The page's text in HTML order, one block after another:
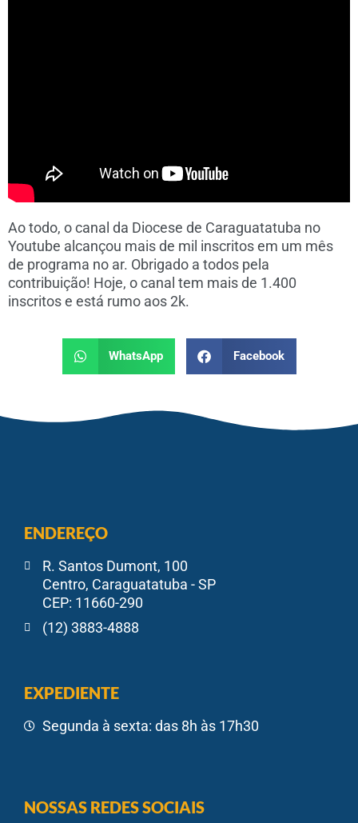
Ao todo, o canal da Diocese de Caraguatatuba no
Youtube alcançou mais de mil inscritos em um mês
de programa no ar. Obrigado a todos pela
contribuição! Hoje, o canal tem mais de 1.400
inscritos e está rumo aos 2k.
WhatsApp Facebook
ENDEREÇO
R. Santos Dumont, 100
Centro, Caraguatatuba - SP
CEP: 11660-290
(12) 3883-4888
EXPEDIENTE
Segunda à sexta: das 8h às 17h30
NOSSAS REDES SOCIAIS